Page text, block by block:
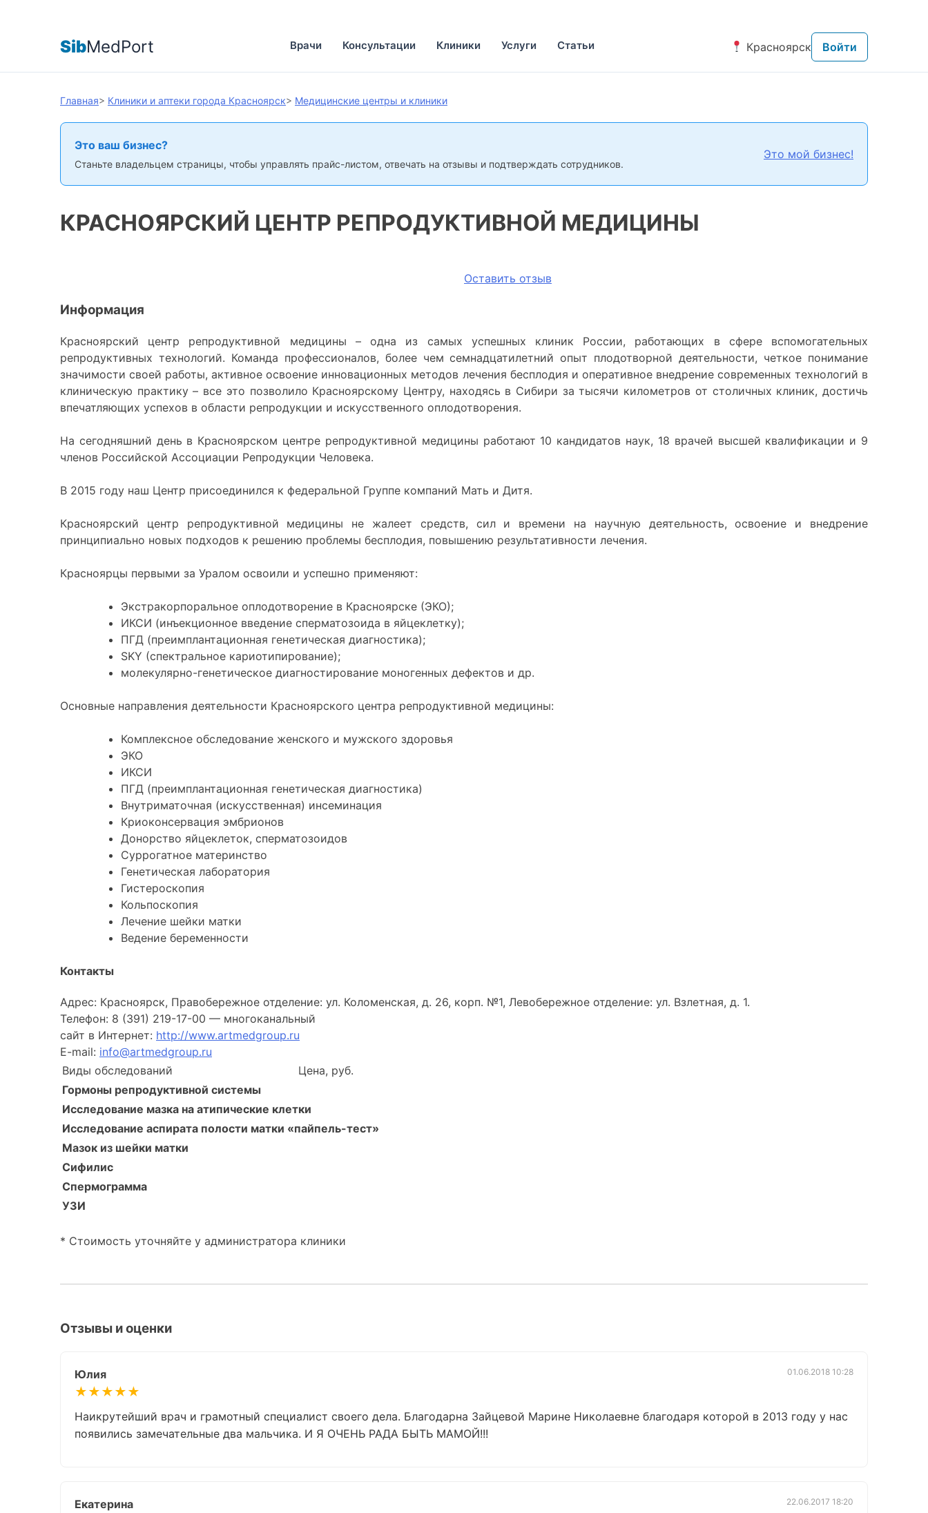
SibMedPort Врачи Консультации Клиники Услуги Статьи Красноярск Войти
Главная> Клиники и аптеки города Красноярск> Медицинские центры и клиники
Это ваш бизнес?
Станьте владельцем страницы, чтобы управлять прайс-листом, отвечать на отзывы и подтверждать сотрудников.
Это мой бизнес!
КРАСНОЯРСКИЙ ЦЕНТР РЕПРОДУКТИВНОЙ МЕДИЦИНЫ
Оставить отзыв
Информация
Красноярский центр репродуктивной медицины – одна из самых успешных клиник России, работающих в сфере вспомогательных
репродуктивных технологий. Команда профессионалов, более чем семнадцатилетний опыт плодотворной деятельности, четкое понимание
значимости своей работы, активное освоение инновационных методов лечения бесплодия и оперативное внедрение современных технологий в
клиническую практику – все это позволило Красноярскому Центру, находясь в Сибири за тысячи километров от столичных клиник, достичь
впечатляющих успехов в области репродукции и искусственного оплодотворения.
На сегодняшний день в Красноярском центре репродуктивной медицины работают 10 кандидатов наук, 18 врачей высшей квалификации и 9
членов Российской Ассоциации Репродукции Человека.
В 2015 году наш Центр присоединился к федеральной Группе компаний Мать и Дитя.
Красноярский центр репродуктивной медицины не жалеет средств, сил и времени на научную деятельность, освоение и внедрение
принципиально новых подходов к решению проблемы бесплодия, повышению результативности лечения.
Красноярцы первыми за Уралом освоили и успешно применяют:
Экстракорпоральное оплодотворение в Красноярске (ЭКО);
ИКСИ (инъекционное введение сперматозоида в яйцеклетку);
ПГД (преимплантационная генетическая диагностика);
SKY (спектральное кариотипирование);
молекулярно-генетическое диагностирование моногенных дефектов и др.
Основные направления деятельности Красноярского центра репродуктивной медицины:
Комплексное обследование женского и мужского здоровья
ЭКО
ИКСИ
ПГД (преимплантационная генетическая диагностика)
Внутриматочная (искусственная) инсеминация
Криоконсервация эмбрионов
Донорство яйцеклеток, сперматозоидов
Суррогатное материнство
Генетическая лаборатория
Гистероскопия
Кольпоскопия
Лечение шейки матки
Ведение беременности
Контакты
Адрес: Красноярск, Правобережное отделение: ул. Коломенская, д. 26, корп. №1, Левобережное отделение: ул. Взлетная, д. 1.
Телефон: 8 (391) 219-17-00 — многоканальный
сайт в Интернет: http://www.artmedgroup.ru
E-mail: info@artmedgroup.ru
Виды обследований
Цена, руб.
Гормоны репродуктивной системы
Исследование мазка на атипические клетки
Исследование аспирата полости матки «пайпель-тест»
Мазок из шейки матки
Сифилис
Спермограмма
УЗИ
* Стоимость уточняйте у администратора клиники
Отзывы и оценки
Юлия
★★★★★
01.06.2018 10:28
Наикрутейший врач и грамотный специалист своего дела. Благодарна Зайцевой Марине Николаевне благодаря которой в 2013 году у нас
появились замечательные два мальчика. И Я ОЧЕНЬ РАДА БЫТЬ МАМОЙ!!!
Екатерина 22.06.2017 18:20